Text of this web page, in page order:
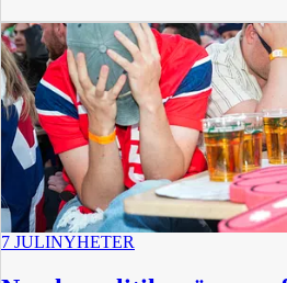
7 JULINYHETER